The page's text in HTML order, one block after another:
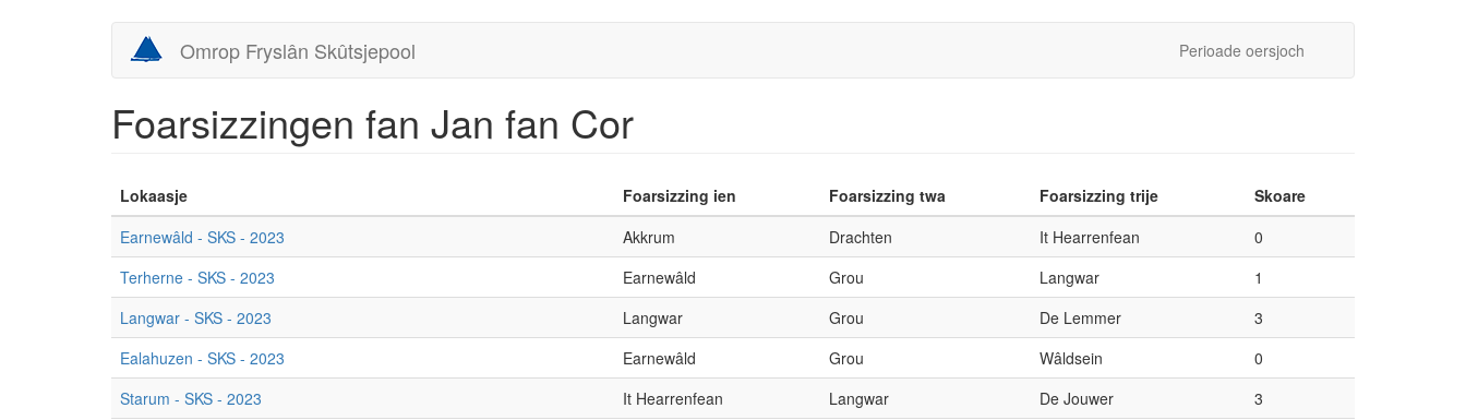
Omrop Fryslân Skûtsjepool Perioade oersjoch
Foarsizzingen fan Jan fan Cor
Lokaasje Foarsizzing ien Foarsizzing twa Foarsizzing trije
Skoare
Earnewâld - SKS - 2023
Akkrum Drachten It Hearrenfean
0
Terherne - SKS - 2023
Earnewâld Grou Langwar
1
Langwar - SKS - 2023
Langwar Grou De Lemmer
3
Ealahuzen - SKS - 2023
Earnewâld Grou Wâldsein
0
Starum - SKS - 2023
It Hearrenfean Langwar De Jouwer
3